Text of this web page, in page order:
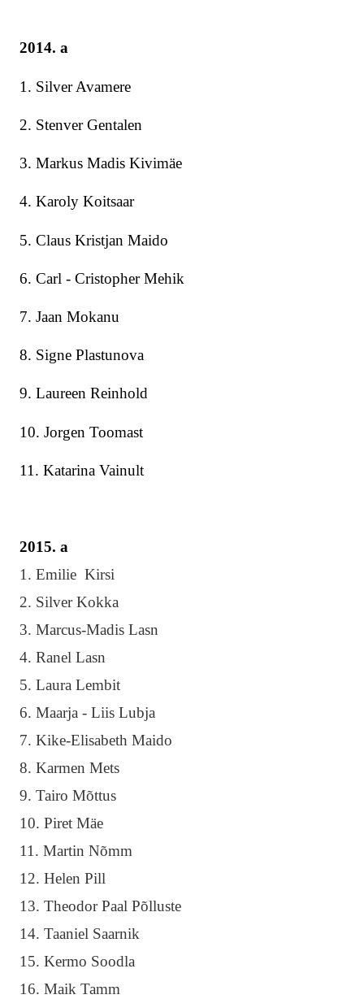
2014. a
1. Silver Avamere
2. Stenver Gentalen
3. Markus Madis Kivimäe
4. Karoly Koitsaar
5. Claus Kristjan Maido
6. Carl - Cristopher Mehik
7. Jaan Mokanu
8. Signe Plastunova
9. Laureen Reinhold
10. Jorgen Toomast
11. Katarina Vainult
2015. a
1. Emilie Kirsi
2. Silver Kokka
3. Marcus-Madis Lasn
4. Ranel Lasn
5. Laura Lembit
6. Maarja - Liis Lubja
7. Kike-Elisabeth Maido
8. Karmen Mets
9. Tairo Mõttus
10. Piret Mäe
11. Martin Nõmm
12. Helen Pill
13. Theodor Paal Põlluste
14. Taaniel Saarnik
15. Kermo Soodla
16. Maik Tamm